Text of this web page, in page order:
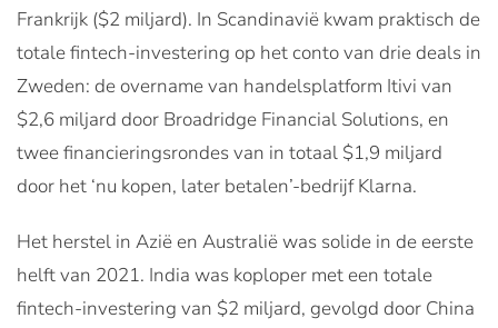
Frankrijk ($2 miljard). In Scandinavië kwam praktisch de
totale fintech-investering op het conto van drie deals in
Zweden: de overname van handelsplatform Itivi van
$2,6 miljard door Broadridge Financial Solutions, en
twee financieringsrondes van in totaal $1,9 miljard
door het ‘nu kopen, later betalen’-bedrijf Klarna.
Het herstel in Azië en Australië was solide in de eerste
helft van 2021. India was koploper met een totale
fintech-investering van $2 miljard, gevolgd door China